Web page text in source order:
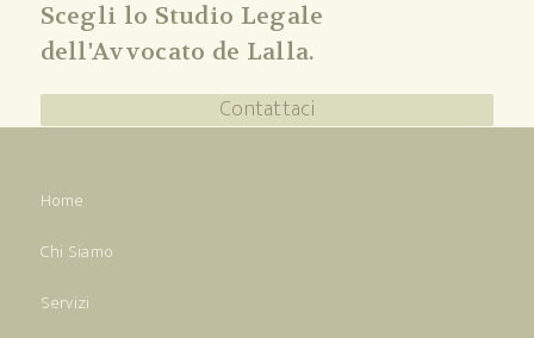
Scegli lo Studio Legale
dell'Avvocato de Lalla.
Contattaci
Home
Chi Siamo
Servizi